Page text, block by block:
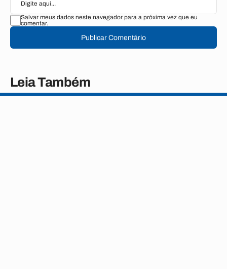
Salvar meus dados neste navegador para a próxima vez que eu
comentar.
Publicar Comentário
Leia Também